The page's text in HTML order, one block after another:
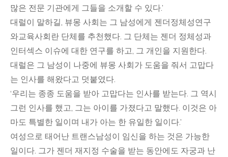
많은 전문 기관에게 그들을 소개할 수 있다.’
대럴이 말하길, 뷰몽 사회는 그 남성에게 젠더정체성연구
와교육사회란 단체를 추천했다. 그 단체는 젠더 정체성과
인터섹스 이슈에 대한 연구를 하고, 그 개인을 지원한다.
대럴은 그 남성이 나중에 뷰몽 사회가 도움을 줘서 고맙다
는 인사를 해왔다고 덧붙였다.
‘우리는 종종 도움을 받아 고맙다는 인사를 받는다. 그 역시
그런 인사를 했고, 그는 아이를 가졌다고 말했다. 이것은 아
마도 특별한 일이며 내가 아는 한 유일한 일이다.’
여성으로 태어난 트랜스남성이 임신을 하는 것은 가능한
일이다. 그가 젠더 재지정 수술을 받는 동안에도 자궁과 난